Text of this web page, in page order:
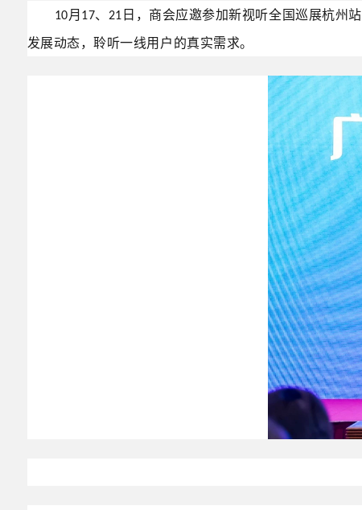
10月 17、21 日，商会应邀参加新视听全国巡展杭州
发展动态，聆听一线用户的真实需求。